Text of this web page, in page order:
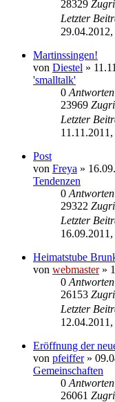
28329
Letzter
Martinssingen!
von Diestel »
'smalltalk'
0 Antworten
23969
Letzter
Post
von Freya »
Tendenzen
0 Antworten
29322
Letzter
Heimatstube
von webmaster»
0 Antworten
26153
Letzter
Eröffnung der
von pfeiffer»
Gemeinschaften
0 Antworten
26061